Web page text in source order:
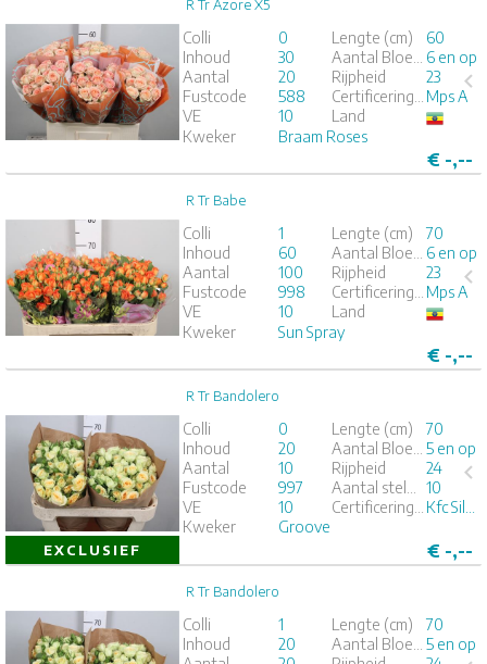
R Tr Azore X5
Colli 0 Lengte (cm)
60
Inhoud
30
6 en op
Aantal
20 Rijpheid
23
Fustcode
588
Mps A
VE
10
Land
Kweker
Braam Roses
€ -,--
x
1 2 4 5
R Tr Babe
Colli 1 Lengte (cm)
70
Inhoud
60
6 en op
Aantal
100 Rijpheid
23
Fustcode
998
Mps A
VE
10
Land
Kweker
Sun Spray
€ -,--
1 2 4 5
EXCLUSIEF
R Tr Bandolero
Colli 0 Lengte (cm)
70
Inhoud
20
5 en op
Aantal
10 Rijpheid
24
Fustcode
997
10
VE
10
Kweker
Groove
€ -,--
1 2 4 5
R Tr Bandolero
Colli 1 Lengte (cm)
70
Inhoud
20
5 en op